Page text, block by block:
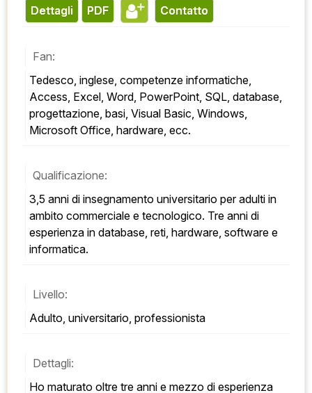
Dettagli PDF contatto
Fan:
Tedesco, inglese, competenze informatiche,
Access, Excel, Word, PowerPoint, SQL, database,
progettazione, basi, Visual Basic, Windows,
Microsoft Office, hardware, ecc.
Qualificazione:
3,5 anni di insegnamento universitario per adulti in
ambito commerciale e tecnologico. Tre anni di
esperienza in database, reti, hardware, software e
informatica.
Livello:
Adulto, universitario, professionista
Dettagli:
Ho maturato oltre tre anni e mezzo di esperienza